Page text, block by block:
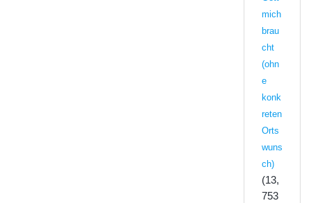
mich
brau
cht
(ohn
e
konk
reten
Orts
wuns
ch)
(13,
753